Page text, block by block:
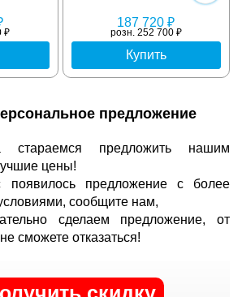
₽
187 720 ₽
розн. 252 700 ₽
Купить
предложение
стараемся предложить нашим
цены!
предложение с более
сообщите нам,
сделаем предложение, от
сможете отказаться!